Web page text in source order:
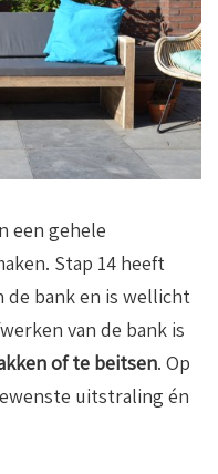
een gehele
Stap 14 heeft
de bank en is wellicht
van de bank is
of te beitsen. Op
uitstraling én